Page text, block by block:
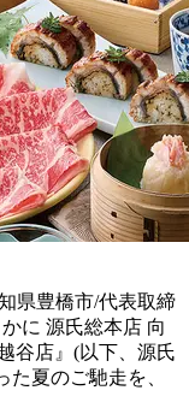
県豊橋市/代表取締
に 源氏総本店 向
谷店』(以下、源氏
夏のご馳走を、